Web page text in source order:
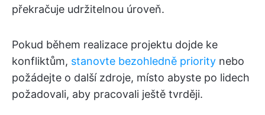
překračuje udržitelnou úroveň.
Pokud během realizace projektu dojde ke
konfliktům, stanovte bezohledně priority nebo
požádejte o další zdroje, místo abyste po lidech
požadovali, aby pracovali ještě tvrději.